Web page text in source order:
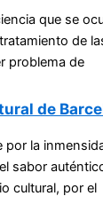
que se
de
problema de
de
por la
sabor
cultural, por el